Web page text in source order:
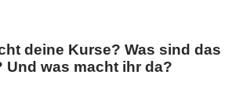
deine Kurse? Was sind das
Und was macht ihr da?